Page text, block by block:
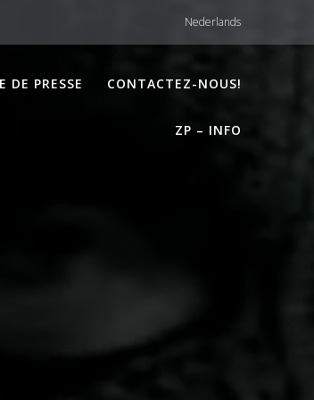
Nederlands
DE PRESSE CONTACTEZ-NOUS!
ZP – INFO